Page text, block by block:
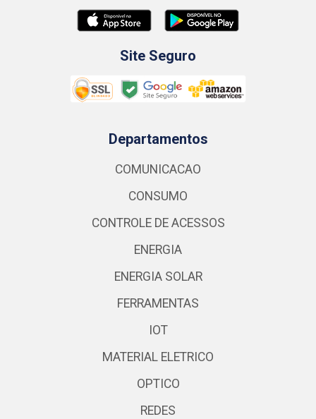
Site Seguro
Departamentos
COMUNICACAO
CONSUMO
CONTROLE DE ACESSOS
ENERGIA
ENERGIA SOLAR
FERRAMENTAS
IOT
MATERIAL ELETRICO
OPTICO
REDES